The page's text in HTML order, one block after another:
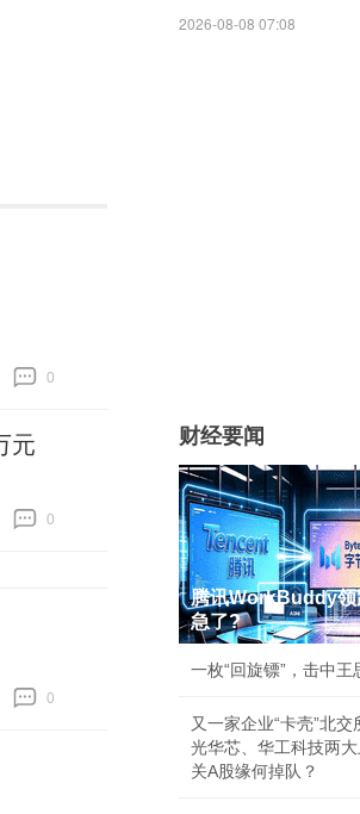
0
元
0
0
2026-08-08 07:08
财经要闻
腾讯WorkBuddy领
急了?
一枚“回旋镖”，击中王
又一家企业“卡壳”北
光华芯、华工科技两
关A股缘何掉队？